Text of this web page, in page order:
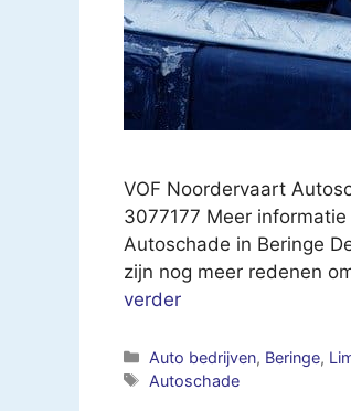
VOF Noordervaart
3077177 Meer
Autoschade in Beringe
zijn nog meer redenen
verder
Categorieën
Auto bedrijven, Beringe,
Tags
Autoschade